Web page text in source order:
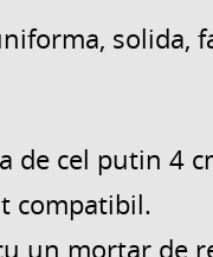
solida,
de cel putin 4
compatibil.
un mortar de